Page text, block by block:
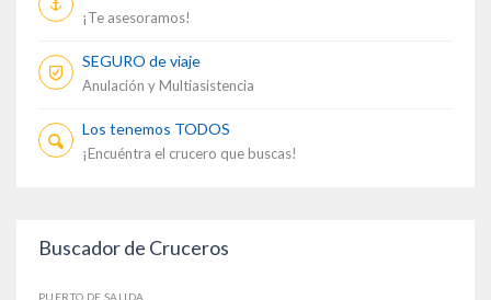
¡Te asesoramos!
SEGURO de viaje
Anulación y Multiasistencia
Los tenemos TODOS
¡Encuéntra el crucero que buscas!
Buscador de Cruceros
PUERTO DE SALIDA